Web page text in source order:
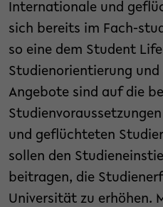
Internationale und
sich bereits im Fach-
so eine dem Student
Studienorientierung
Angebote sind auf die
und geflüchteten
sollen den
beitragen, die
Universität zu erhöhen.